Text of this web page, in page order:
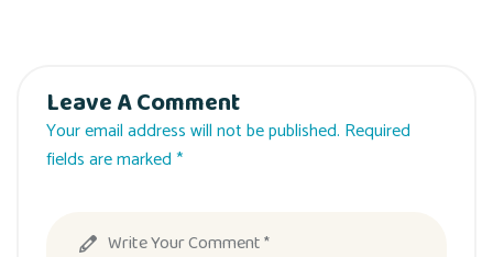
Leave A Comment
Your email address will not be published. Required
fields are marked *